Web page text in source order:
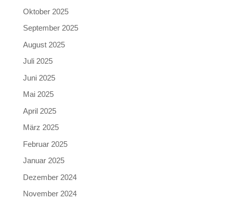
Oktober 2025
September 2025
August 2025
Juli 2025
Juni 2025
Mai 2025
April 2025
März 2025
Februar 2025
Januar 2025
Dezember 2024
November 2024